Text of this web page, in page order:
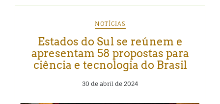
NOTÍCIAS
Estados do Sul se reúnem e
apresentam 58 propostas para
ciência e tecnologia do Brasil
30 de abril de 2024